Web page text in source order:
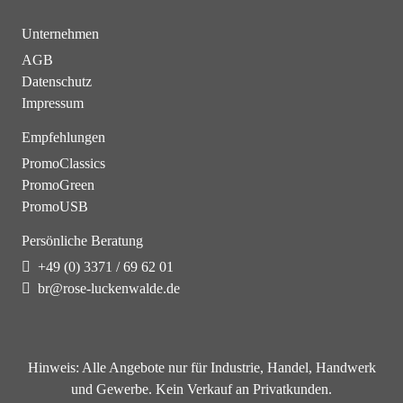
Unternehmen
AGB
Datenschutz
Impressum
Empfehlungen
PromoClassics
PromoGreen
PromoUSB
Persönliche Beratung
+49 (0) 3371 / 69 62 01
br@rose-luckenwalde.de
Hinweis: Alle Angebote nur für Industrie, Handel, Handwerk
und Gewerbe. Kein Verkauf an Privatkunden.